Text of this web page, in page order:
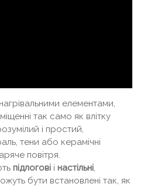
елементами,
так само як влітку
і простий,
тени або керамічні
повітря.
підлогові і настільні
бути встановлені так, як